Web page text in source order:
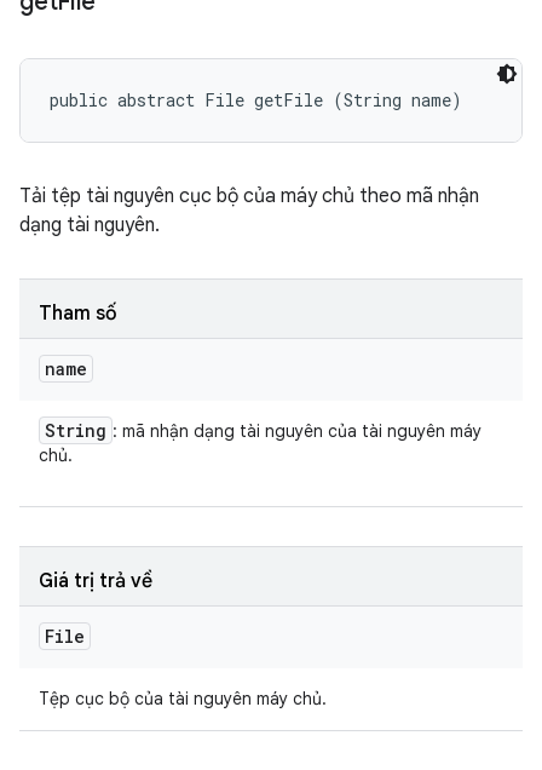
public abstract File getFile (String name)
Tải tệp tài nguyên cục bộ của máy chủ theo mã nhận
dạng tài nguyên.
Tham số
name
String : mã nhận dạng tài nguyên của tài nguyên máy
chủ.
Giá trị trả về
File
Tệp cục bộ của tài nguyên máy chủ.